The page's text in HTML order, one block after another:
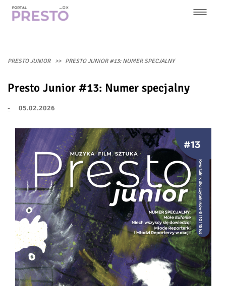
Przejdź
nawigacja
PRESTO JUNIOR PRESTO JUNIOR #13: NUMER SPECJALNY
Presto Junior #13: Numer specjalny
- 05.02.2026